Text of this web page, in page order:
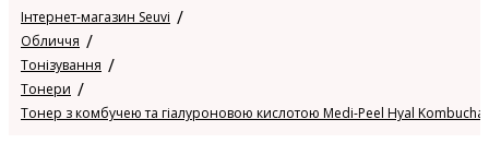
Інтернет-магазин Seuvi
Обличчя
Тонізування
Тонери
Тонер з комбучею та гіалуроновою кислотою Medi-Peel Hyal Kombucha